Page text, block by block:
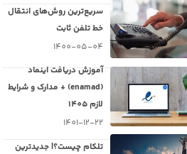
سریع‌ترین روش‌های انتقال
خط تلفن ثابت
1400-05-04
آموزش دریافت اینماد
(enamad) + مدارک و شرایط
لازم 1405
1401-12-22
تلکام چیست؟| جدیدترین